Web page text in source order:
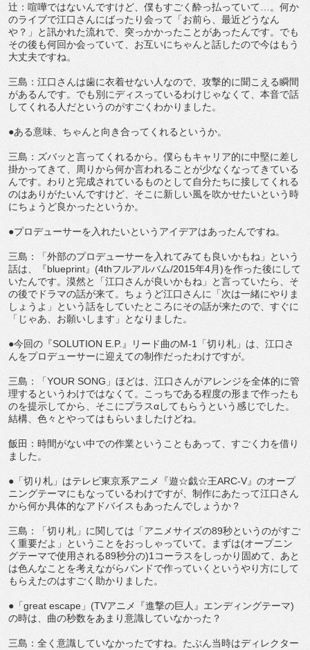
辻：喧嘩ではないんですけど、僕もすごく酔っ払っていて…。何か
のライブで江口さんにばったり会って「お前ら、最近どうなん
や？」と訊かれた流れで、突っかかったことがあったんです。でも
その後も何回か会っていて、お互いにちゃんと話したので今はもう
大丈夫ですね。
三島：江口さんは歯に衣着せない人なので、攻撃的に聞こえる瞬間
があるんです。でも別にディスっているわけじゃなくて、本音で話
してくれる人だというのがすごくわかりました。
●ある意味、ちゃんと向き合ってくれるというか。
三島：ズバッと言ってくれるから。僕らもキャリア的に中堅に差し
掛かってきて、周りから何か言われることが少なくなってきている
んです。わりと完成されているものとして自分たちに接してくれる
のはありがたいんですけど、そこに新しい風を吹かせたいという時
にちょうど良かったというか。
●プロデューサーを入れたいというアイデアはあったんですね。
三島：「外部のプロデューサーを入れてみても良いかもね」という
話は、『blueprint』(4thフルアルバム/2015年4月)を作った後にして
いたんです。漠然と「江口さんが良いかもね」と言っていたら、そ
の後でドラマの話が来て。ちょうど江口さんに「次は一緒にやりま
しょうよ」という話をしていたところにその話が来たので、すぐに
「じゃあ、お願いします」となりました。
●今回の『SOLUTION E.P.』リード曲のM-1「切り札」は、江口さ
んをプロデューサーに迎えての制作だったわけですが。
三島：「YOUR SONG」ほどは、江口さんがアレンジを全体的に管
理するというわけではなくて。こっちである程度の形まで作ったも
のを提示してから、そこにプラスαしてもらうという感じでした。
結構、色々とやってはもらいましたけどね。
飯田：時間がない中での作業ということもあって、すごく力を借り
ました。
●「切り札」はテレビ東京系アニメ『遊☆戯☆王ARC-V』のオープ
ニングテーマにもなっているわけですが、制作にあたって江口さん
から何か具体的なアドバイスもあったんでしょうか？
三島：「切り札」に関しては「アニメサイズの89秒というのがすご
く重要だよ」ということをおっしゃっていて。まずは(オープニン
グテーマで使用される89秒分の)1コーラスをしっかり固めて、あと
は色んなことを考えながらバンドで作っていくというやり方にして
もらえたのはすごく助かりました。
●「great escape」(TVアニメ『進撃の巨人』エンディングテーマ)
の時は、曲の秒数をあまり意識していなかった？
三島：全く意識していなかったですね。たぶん当時はディレクター